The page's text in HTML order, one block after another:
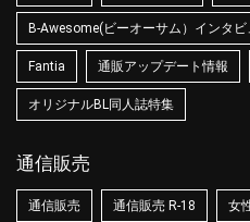
B-Awesome(ビーオーサム）インタビ
Fantia 通販アップデート情報
オリジナルBL同人誌特集
通信販売
通信販売 通信販売 R-18 女